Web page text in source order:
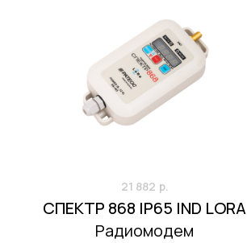
21 882 р.
СПЕКТР 868 IP65 IND LORA
Радиомодем